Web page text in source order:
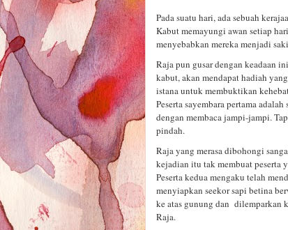
Pada suatu hari, ada sebuah
Kabut memayungi awan setiap
menyebabkan mereka menjadi
Raja pun gusar dengan keadaan
kabut, akan mendapat hadiah
istana untuk membuktikan
Peserta sayembara pertama
dengan membaca jampi-jampi.
pindah.
Raja yang merasa dibohongi
kejadian itu tak membuat peserta
Peserta kedua mengaku telah
menyiapkan seekor sapi betina
ke atas gunung dan dilemparkan
Raja.